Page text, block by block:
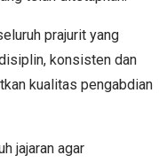
prajurit yang
konsisten dan
kualitas pengabdian
jajaran agar